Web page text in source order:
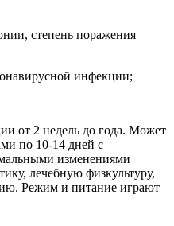
степень поражения
инфекции;
от 2 недель до года. Может
по 10-14 дней с
изменениями
лечебную физкультуру,
Режим и питание играют